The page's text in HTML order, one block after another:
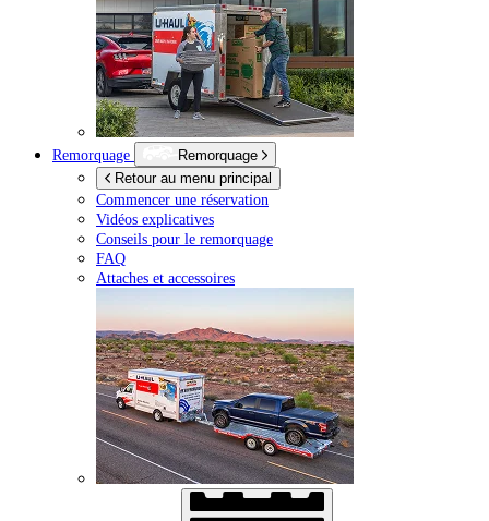
Remorquage
Remorquage
Retour au menu principal
Commencer une réservation
Vidéos explicatives
Conseils pour le remorquage
FAQ
Attaches et accessoires